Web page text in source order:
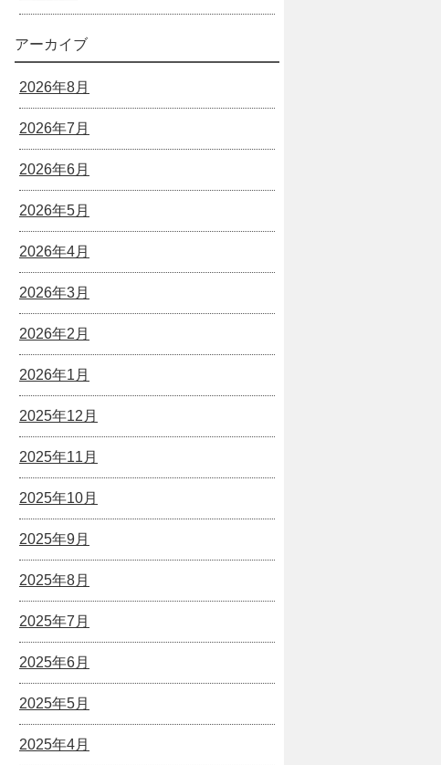
アーカイブ
2026年8月
2026年7月
2026年6月
2026年5月
2026年4月
2026年3月
2026年2月
2026年1月
2025年12月
2025年11月
2025年10月
2025年9月
2025年8月
2025年7月
2025年6月
2025年5月
2025年4月